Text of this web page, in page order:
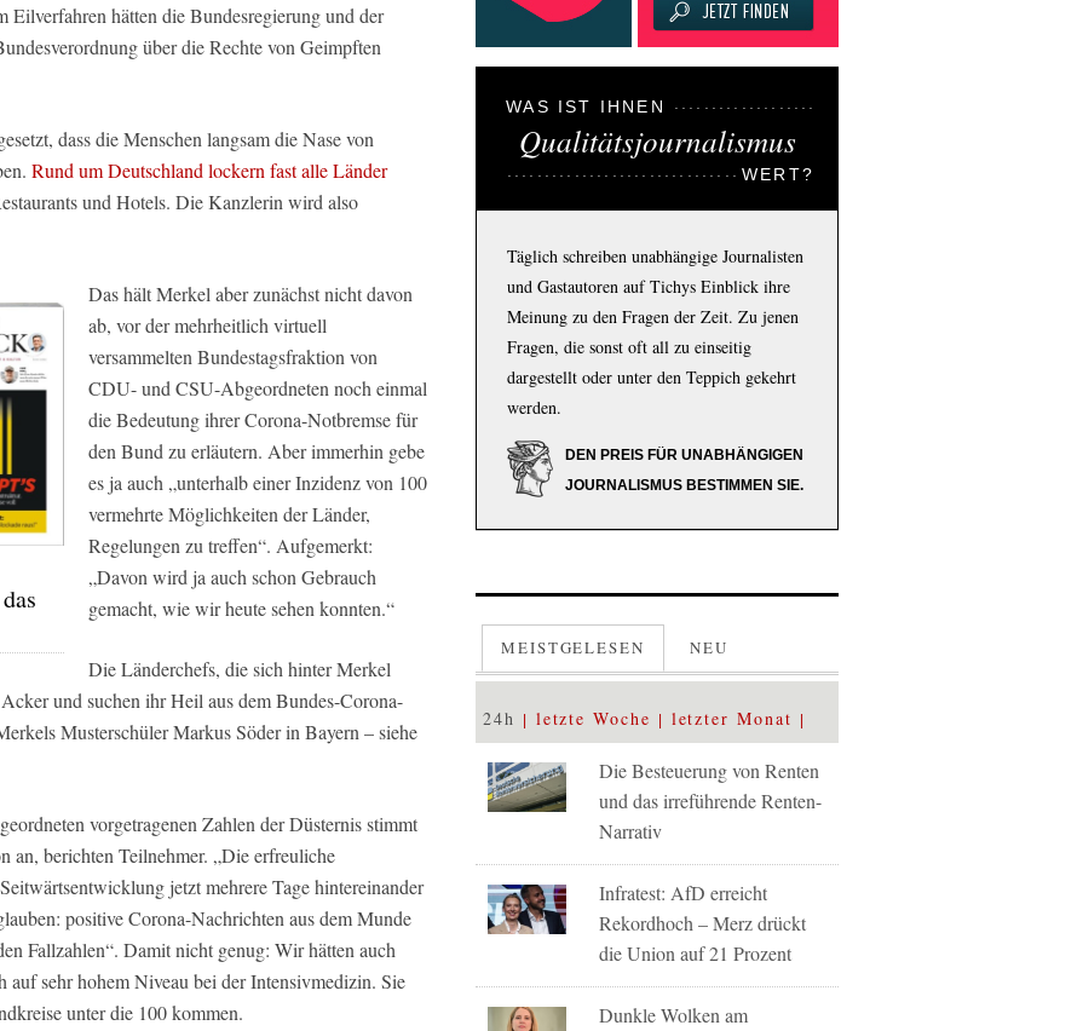
hätten die Bundesregierung und der
über die Rechte von Geimpften
dass die Menschen langsam die Nase von
Rund um Deutschland lockern fast alle Länder
und Hotels. Die Kanzlerin wird also
Das hält Merkel aber zunächst nicht davon
ab, vor der mehrheitlich virtuell
versammelten Bundestagsfraktion von
CDU- und CSU-Abgeordneten noch einmal
die Bedeutung ihrer Corona-Notbremse für
den Bund zu erläutern. Aber immerhin gebe
es ja auch „unterhalb einer Inzidenz von 100
vermehrte Möglichkeiten der Länder,
Regelungen zu treffen“. Aufgemerkt:
„Davon wird ja auch schon Gebrauch
gemacht, wie wir heute sehen konnten.“
Die Länderchefs, die sich hinter Merkel
und suchen ihr Heil aus dem Bundes-Corona-
Musterschüler Markus Söder in Bayern – siehe
vorgetragenen Zahlen der Düsternis stimmt
an, berichten Teilnehmer. „Die erfreuliche
jetzt mehrere Tage hintereinander
positive Corona-Nachrichten aus dem Munde
Fallzahlen“. Damit nicht genug: Wir hätten auch
auf sehr hohem Niveau bei der Intensivmedizin. Sie
unter die 100 kommen.
WAS IST IHNEN
Qualitätsjournalismus
WERT?
Täglich schreiben unabhängige Journalisten
und Gastautoren auf Tichys Einblick ihre
Meinung zu den Fragen der Zeit. Zu jenen
Fragen, die sonst oft all zu einseitig
dargestellt oder unter den Teppich gekehrt
werden.
DEN PREIS FÜR UNABHÄNGIGEN
JOURNALISMUS BESTIMMEN SIE.
MEISTGELESEN NEU
24h letzte Woche letzter Monat
Die Besteuerung von Renten
und das irreführende Renten-
Narrativ
Infratest: AfD erreicht
Rekordhoch – Merz drückt
die Union auf 21 Prozent
Dunkle Wolken am